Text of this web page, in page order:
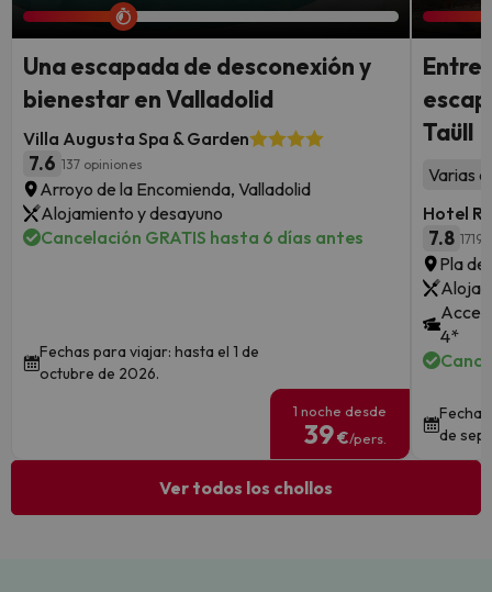
Una escapada de desconexión y
bienestar en Valladolid
Villa Augusta Spa & Garden
7.6 137 opiniones
Arroyo de la Encomienda, Valladolid
Alojamiento y desayuno
Cancelación GRATIS hasta 6 días antes
Fechas para viajar: hasta el 1 de
octubre de 2026.
1 noche desde
39€/pers.
Entre
Taüll
Varias
Hotel
7.8 1719
Pla
4*
de
Ver todos los chollos